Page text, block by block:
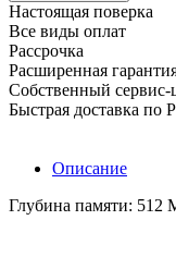
Настоящая поверка
Все виды оплат
Рассрочка
Расширенная
Собственный сервис-
Быстрая доставка по
Описание
Глубина памяти: 512